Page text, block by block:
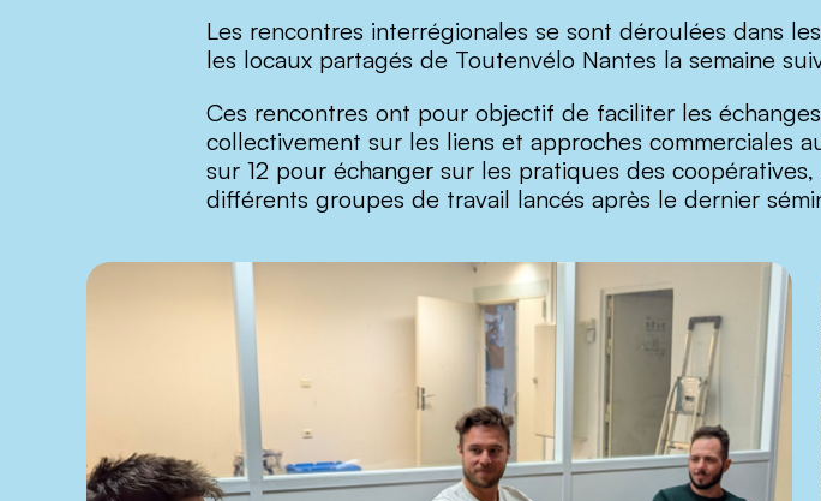
Les rencontres interrégionales se sont déroulées dans
les locaux partagés de Toutenvélo Nantes la semaine
Ces rencontres ont pour objectif de faciliter les
collectivement sur les liens et approches commerciales
sur 12 pour échanger sur les pratiques des
différents groupes de travail lancés après le dernier